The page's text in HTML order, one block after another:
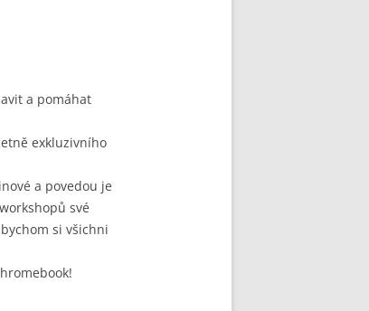
a pomáhat
exkluzivního
a povedou je
své
si všichni